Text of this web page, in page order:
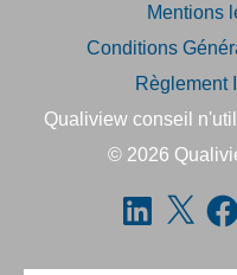
Mentions
Conditions
Règlement
Qualiview conseil
© 2026